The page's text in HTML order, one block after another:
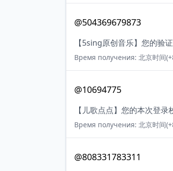
@504369679873
【5sing原创音乐】您的验
Время получения: 北京时间
@10694775
【儿歌点点】您的本次登
Время получения: 北京时间
@808331783311